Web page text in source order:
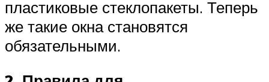
пластиковые стеклопакеты. Теперь
же такие окна становятся
обязательными.